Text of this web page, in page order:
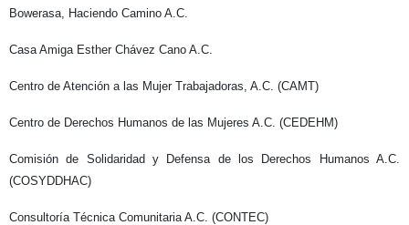
Bowerasa, Haciendo Camino A.C.
Casa Amiga Esther Chávez Cano A.C.
Centro de Atención a las Mujer Trabajadoras, A.C. (CAMT)
Centro de Derechos Humanos de las Mujeres A.C. (CEDEHM)
Comisión de Solidaridad y Defensa de los Derechos Humanos A.C.
(COSYDDHAC)
Consultoría Técnica Comunitaria A.C. (CONTEC)